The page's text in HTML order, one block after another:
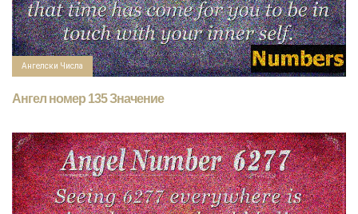
Ангелски Числа
Ангел номер 135 Значение